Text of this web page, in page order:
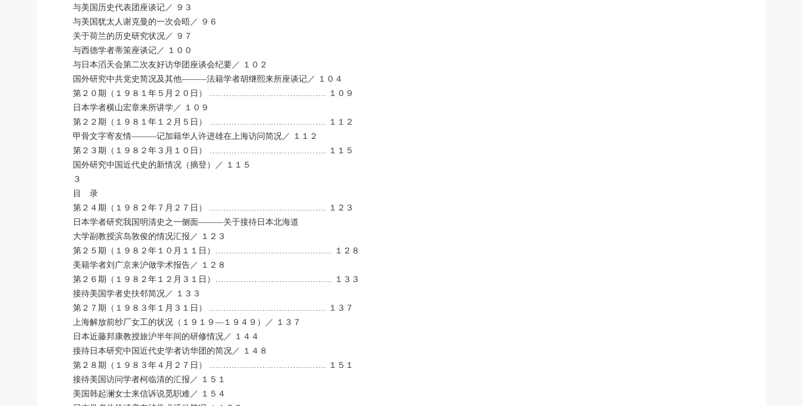
与美国历史代表团座谈记／ ９３
与美国犹太人谢克曼的一次会晤／ ９６
关于荷兰的历史研究状况／ ９７
与西德学者蒂策座谈记／ １００
与日本滔天会第二次友好访华团座谈会纪要／ １０２
国外研究中共党史简况及其他―――法籍学者胡继熙来所座谈记／ １０４
第２０期（１９８１年５月２０日） …………………………………… １０９
日本学者横山宏章来所讲学／ １０９
第２２期（１９８１年１２月５日） …………………………………… １１２
甲骨文字寄友情―――记加籍华人许进雄在上海访问简况／ １１２
第２３期（１９８２年３月１０日） …………………………………… １１５
国外研究中国近代史的新情况（摘登）／ １１５
３
目 录
第２４期（１９８２年７月２７日） …………………………………… １２３
日本学者研究我国明清史之一侧面―――关于接待日本北海道
大学副教授滨岛敦俊的情况汇报／ １２３
第２５期（１９８２年１０月１１日）…………………………………… １２８
美籍学者刘广京来沪做学术报告／ １２８
第２６期（１９８２年１２月３１日）…………………………………… １３３
接待美国学者史扶邻简况／ １３３
第２７期（１９８３年１月３１日） …………………………………… １３７
上海解放前纱厂女工的状况（１９１９―１９４９）／ １３７
日本近藤邦康教授旅沪半年间的研修情况／ １４４
接待日本研究中国近代史学者访华团的简况／ １４８
第２８期（１９８３年４月２７日） …………………………………… １５１
接待美国访问学者柯临清的汇报／ １５１
美国韩起澜女士来信诉说觅职难／ １５４